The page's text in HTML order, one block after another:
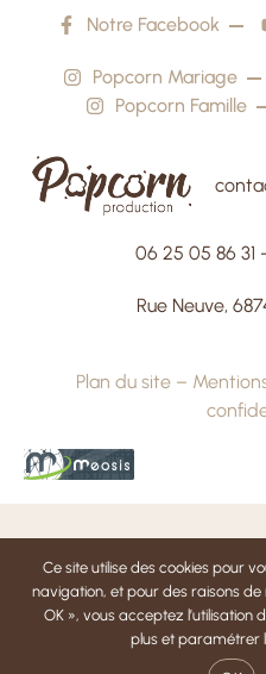
Notre Facebook
Popcorn Mariage
Popcorn Famille
06 25 05 86 31
Rue Neuve,
Plan du site –
Ce site utilise des cookies pour
navigation, et pour des raisons de
OK », vous acceptez l’utilisation
plus et paramétrer